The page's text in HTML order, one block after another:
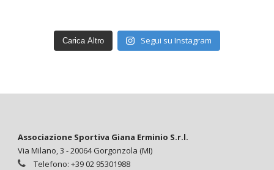
Carica Altro Segui su Instagram
Associazione Sportiva Giana Erminio S.r.l.
Via Milano, 3 - 20064 Gorgonzola (MI)
Telefono: +39 02 95301988